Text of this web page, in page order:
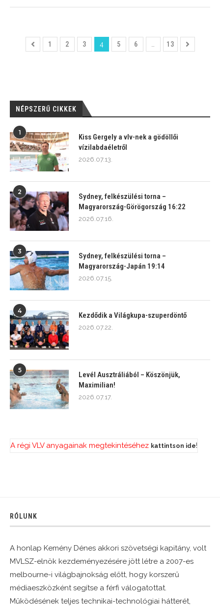
1 2 3 4 5 6 13
NÉPSZERŰ CIKKEK
1
Kiss Gergely a vlv-nek a gödöllői
vízilabdaéletről
2026.07.13.
2
Sydney, felkészülési torna –
Magyarország-Görögország 16:22
2026.07.16.
3
Sydney, felkészülési torna –
Magyarország-Japán 19:14
2026.07.15.
4
Kezdődik a Világkupa-szuperdöntő
2026.07.22.
5
Levél Ausztráliából – Köszönjük,
Maximilian!
2026.07.17.
A régi VLV anyagainak megtekintéséhez kattintson ide!
RÓLUNK
A honlap Kemény Dénes akkori szövetségi kapitány, volt
MVLSZ-elnök kezdeményezésére jött létre a 2007-es
melbourne-i világbajnokság előtt, hogy korszerű
médiaeszközként segítse a férfi válogatottat.
Működésének teljes technikai-technológiai hátterét,